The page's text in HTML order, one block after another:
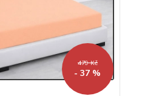
479 Kč
- 37 %